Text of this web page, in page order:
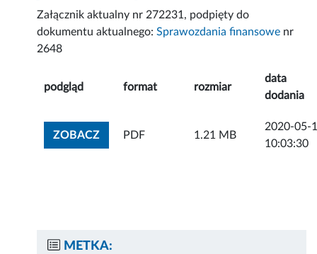
Załącznik aktualny nr 272231, podpięty do
dokumentu aktualnego:Sprawozdania finansowe nr
2648
podgląd format rozmiar
data
dodania
ZOBACZZOBACZ ZAŁĄCZNIK
PDF 1.21 MB
2020-05-
10:03:30
METKA: